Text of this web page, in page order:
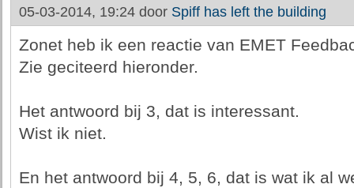
05-03-2014, 19:24 door Spiff has left the building
Zonet heb ik een reactie van EMET
Zie geciteerd hieronder.
Het antwoord bij 3, dat is interessant.
Wist ik niet.
En het antwoord bij 4, 5, 6, dat is wat ik al